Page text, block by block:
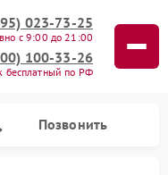
023-73-25
с 9:00 до 21:00
100-33-26
бесплатный по РФ
Позвонить